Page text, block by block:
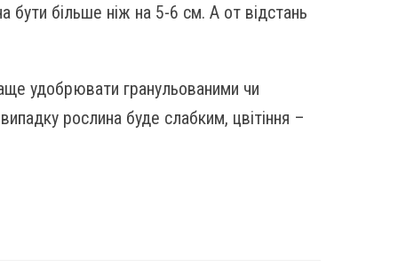
бути більше ніж на 5-6 см. А от відстань
удобрювати гранульованими чи
рослина буде слабким, цвітіння –